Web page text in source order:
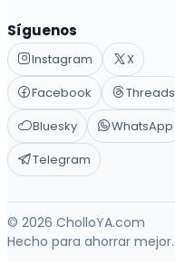
Síguenos
Instagram
X
Facebook
Threads
Bluesky
WhatsApp
Telegram
© 2026 CholloYA.com
Hecho para ahorrar mejor.